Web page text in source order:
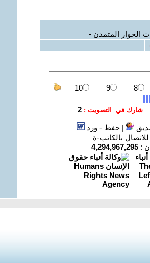
الحوار المتمدن -
|حفظ - ورد
للاتصال بالكاتب-ة
:
4,294,967,295